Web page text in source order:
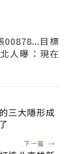
00878...目標
人曝：現在
三大隱形成
下一篇 →